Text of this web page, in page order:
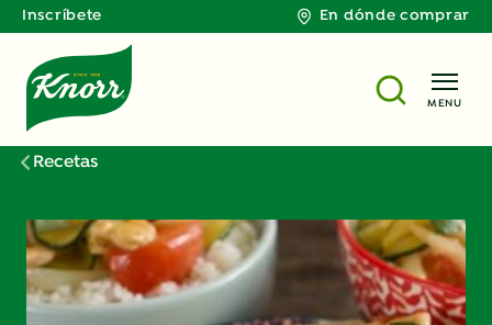
Inscríbete En dónde comprar
MENU
Recetas